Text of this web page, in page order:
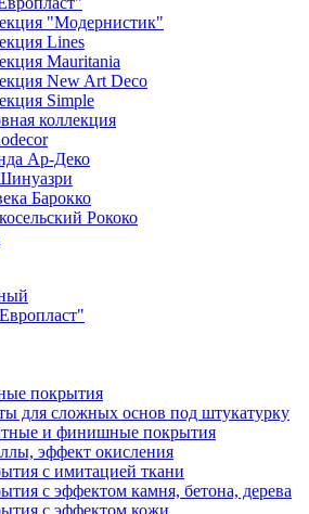
"Модернистик"
Lines
Mauritania
New Art Deco
Simple
коллекция
Ар-Деко
Барокко
Рококо
покрытия
для сложных основ под штукатурку
и финишные покрытия
эффект окисления
с имитацией ткани
с эффектом камня, бетона, дерева
с эффектом кожи